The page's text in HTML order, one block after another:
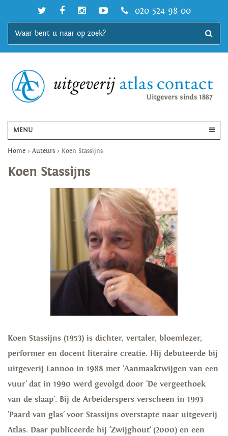
020 524 98 00
MENU
Home > Auteurs > Koen Stassijns
Koen Stassijns
Koen Stassijns (1953) is dichter, vertaler, bloemlezer,
performer en docent literaire creatie. Hij debuteerde bij
uitgeverij Lannoo in 1988 met 'Aanmaaktwijgen van een
vuur' dat in 1990 werd gevolgd door 'De vergeethoek
van de slaap'. Bij de Arbeiderspers verscheen in 1993
'Paard van glas' voor Stassijns overstapte naar uitgeverij
Atlas. Daar publiceerde hij 'Zwijghout' (2000) en een